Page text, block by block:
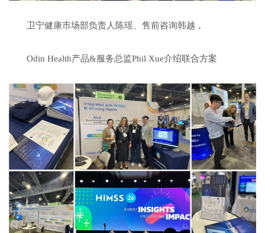
卫宁健康市场部负责人陈瑶、售前咨询韩越，
Odin Health产品&服务总监Phil Xue介绍联合方案